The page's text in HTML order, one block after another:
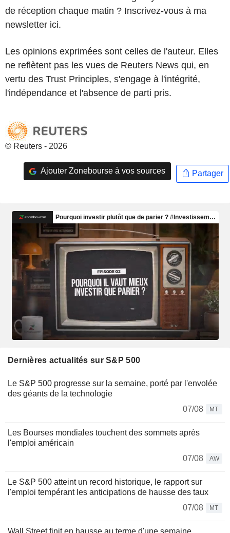
de réception chaque matin ? Inscrivez-vous à ma
newsletter ici.
Les opinions exprimées sont celles de l'auteur. Elles
ne reflètent pas les vues de Reuters News qui, en
vertu des Trust Principles, s'engage à l'intégrité,
l'indépendance et l'absence de parti pris.
© Reuters - 2026
Ajouter Zonebourse à vos sources Partager
Dernières actualités sur S&P 500
Le S&P 500 progresse sur la semaine, porté par l'envolée
des géants de la technologie
07/08
MT
Les Bourses mondiales touchent des sommets après
l'emploi américain
07/08
AW
Le S&P 500 atteint un record historique, le rapport sur
l'emploi tempérant les anticipations de hausse des taux
07/08
MT
Wall Street finit en hausse au terme d'une semaine